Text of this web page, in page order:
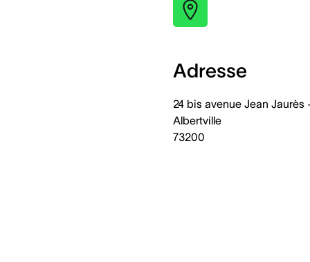
Adresse
24 bis avenue Jean Jaurès
Albertville
73200